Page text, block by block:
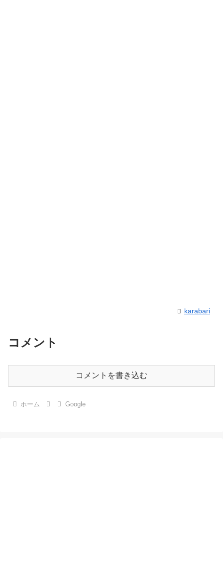
karabari
コメント
コメントを書き込む
ホーム Google